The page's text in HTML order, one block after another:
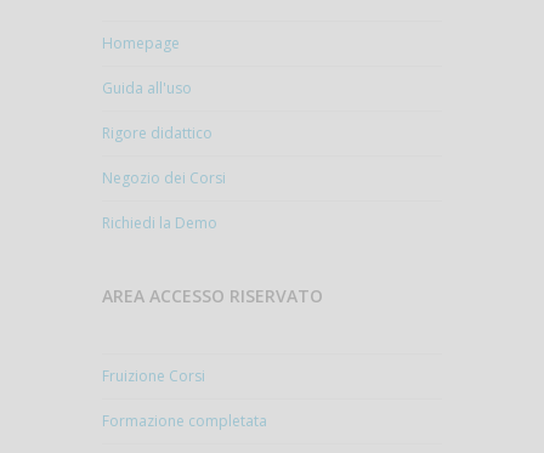
Homepage
Guida all'uso
Rigore didattico
Negozio dei Corsi
Richiedi la Demo
AREA ACCESSO RISERVATO
Fruizione Corsi
Formazione completata